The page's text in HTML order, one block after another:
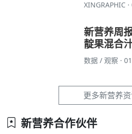
XINGRAPHIC
新营养周
靛果混合
数据 / 观察 ·
更多新营养
新营养合作伙伴